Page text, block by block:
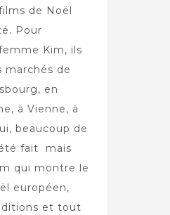
de Noël
Pour
Kim, ils
de
en
à Vienne, à
beaucoup de
fait mais
qui montre le
européen,
et tout